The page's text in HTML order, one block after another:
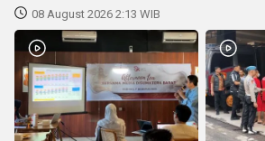
08 August 2026 2:13 WIB